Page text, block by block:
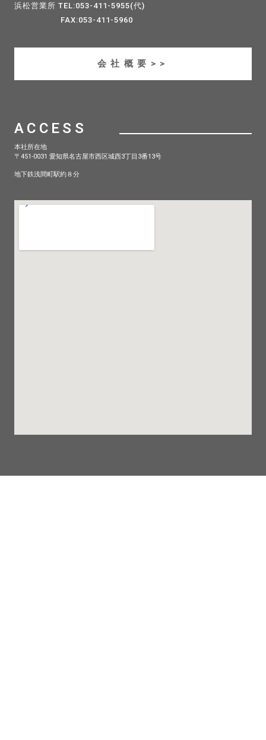
浜松営業所 TEL:053-411-5955(代)
FAX:053-411-5960
会社概要>>
ACCESS
本社所在地
〒451-0031 愛知県名古屋市西区城西3丁目3番13号
地下鉄浅間町駅約８分